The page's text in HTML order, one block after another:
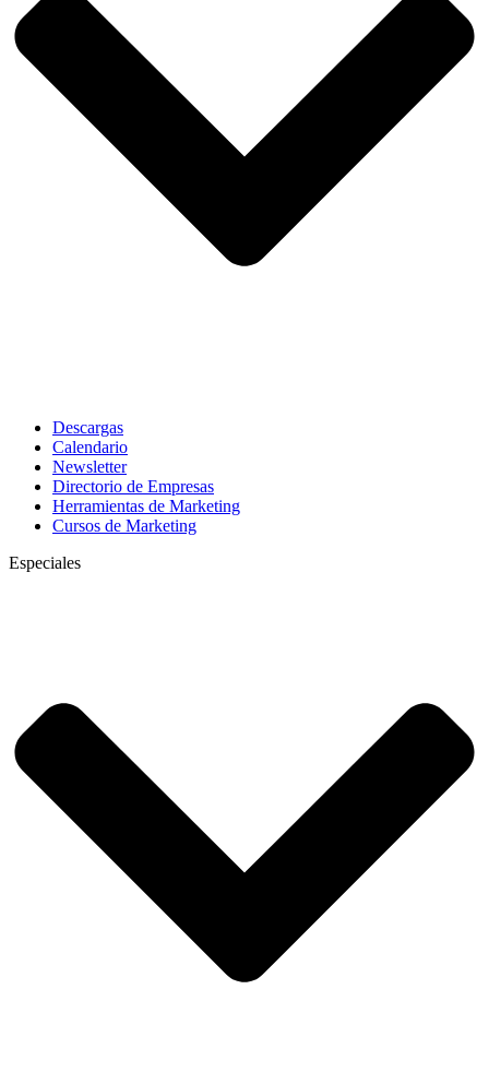
Descargas
Calendario
Newsletter
Directorio de Empresas
Herramientas de Marketing
Cursos de Marketing
Especiales